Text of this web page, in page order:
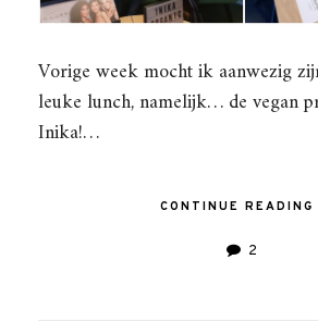
Vorige week mocht ik aanwezig
leuke lunch, namelijk… de vegan
Inika!…
CONTINUE READING
2